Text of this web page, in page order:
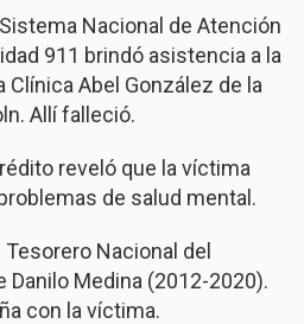
Nacional de Atención
911 brindó asistencia a la
Clínica Abel González de la
Allí falleció.
reveló que la víctima
de salud mental.
Nacional del
Medina (2012-2020).
con la víctima.